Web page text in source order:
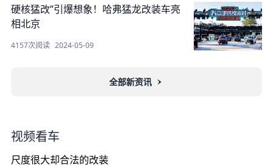
硬核猛改”引爆想象！哈弗猛龙改装车亮
相北京
4157次阅读 2024-05-09
全部新资讯
视频看车
尺度很大却合法的改装